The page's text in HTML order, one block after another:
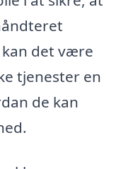
det være
tjenester en
de kan